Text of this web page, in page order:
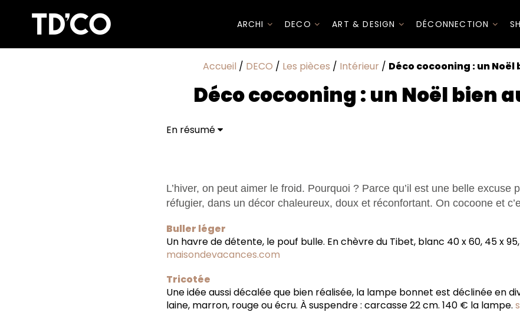
ARCHI DECO ART & DESIGN DÉCONNECTION
Accueil / DECO / Les pièces / Intérieur / Déco cocooning : un
Déco cocooning : un Noël bien
En résumé
L’hiver, on peut aimer le froid. Pourquoi ? Parce qu’il est une belle excuse
réfugier, dans un décor chaleureux, doux et réconfortant. On cocoone et
Buller léger
Un havre de détente, le pouf bulle. En chèvre du Tibet, blanc 40 x 60, 45 x 95,
maisondevacances.com
Tricotée
Une idée aussi décalée que bien réalisée, la lampe bonnet est déclinée en
laine, marron, rouge ou écru. À suspendre : carcasse 22 cm. 140 € la lampe.